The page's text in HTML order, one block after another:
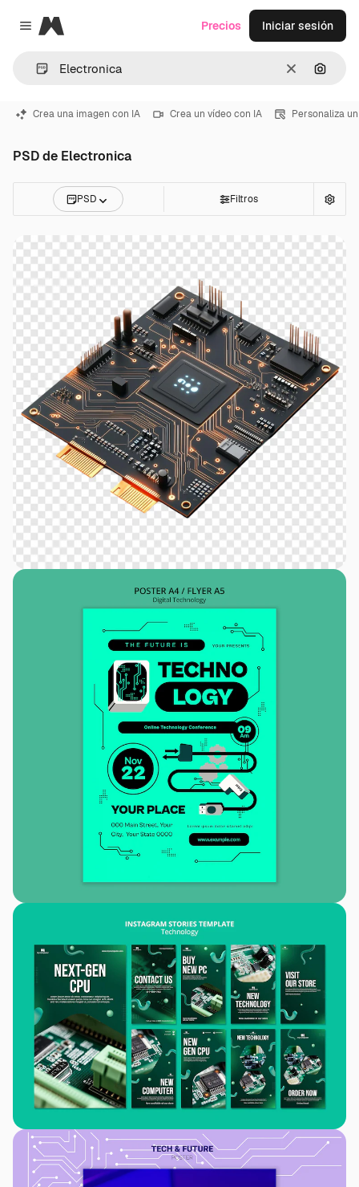
Close menu
Magnific
Borrar
Precios Iniciar sesión
Crea una imagen con IA Crea un vídeo con IA Personaliza
PSD de Electronica
PSD Filtros